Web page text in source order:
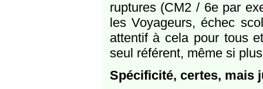
ruptures (CM2 / 6e par
les Voyageurs, échec
attentif à cela pour tous
seul référent, même si
Spécificité, certes, mais